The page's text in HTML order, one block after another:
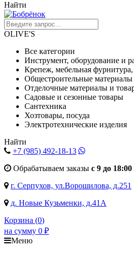
Найти
OLIVE'S
Все категории
Инструмент, оборудование и
Крепеж, мебельная
Общестроительные
Отделочные материалы и
Садовые и сезонные товары
Сантехника
Хозтовары, посуда
Электротехнические изделия
Найти
+7 (985) 492-18-13
Обрабатываем заказы с 9 до 18:00
г. Серпухов, ул.Ворошилова, д.251
д. Новые Кузьменки, д.41А
Корзина (0)
на сумму 0 ₽
Меню